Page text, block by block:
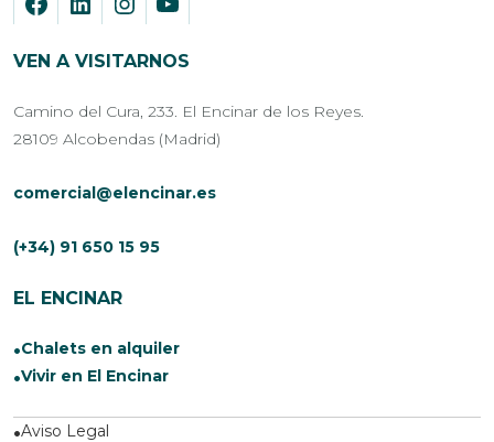
VEN A VISITARNOS
Camino del Cura, 233. El Encinar de los Reyes.
28109 Alcobendas (Madrid)
comercial@elencinar.es
(+34) 91 650 15 95
EL ENCINAR
Chalets en alquiler
Vivir en El Encinar
Aviso Legal